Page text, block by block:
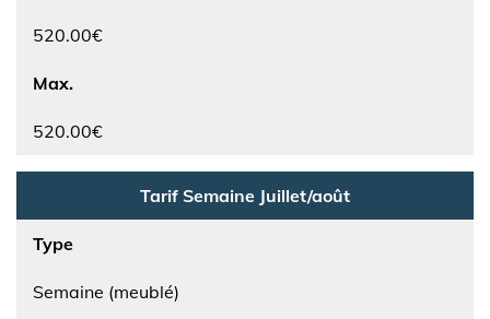
520.00€
Max.
520.00€
Tarif Semaine Juillet/août
Type
Semaine (meublé)